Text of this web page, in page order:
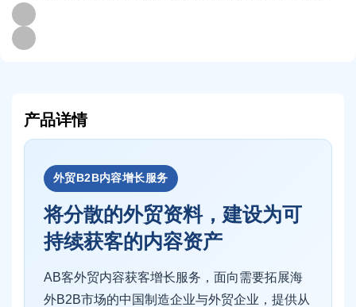
产品详情
外贸B2B内容增长服务
将分散的外贸资料，建设为可
持续获客的内容资产
AB客外贸内容获客增长服务，面向需要拓展海
外B2B市场的中国制造企业与外贸企业，提供从